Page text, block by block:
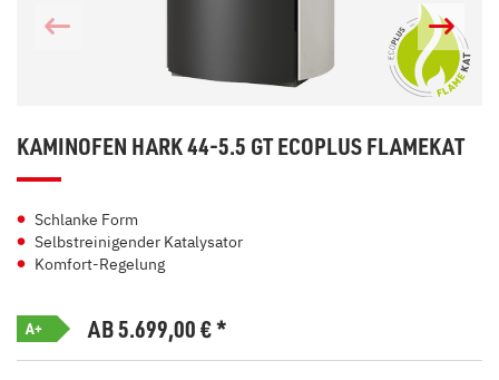
KAMINOFEN HARK 44-5.5 GT ECOPLUS FLAMEKAT
Schlanke Form
Selbstreinigender Katalysator
Komfort-Regelung
A+ AB 5.699,00€*